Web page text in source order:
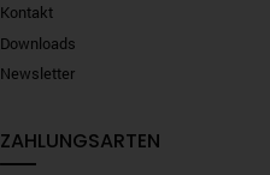
Kontakt
Downloads
Newsletter
ZAHLUNGSARTEN